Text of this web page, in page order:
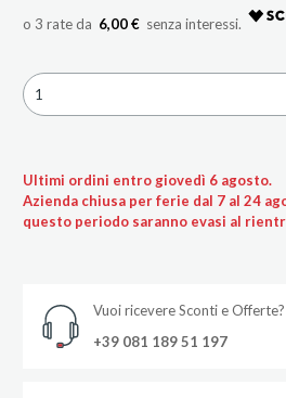
6,00 €
1
Ultimi ordini entro giovedì 6 agosto.
Azienda chiusa per ferie dal 7 al 24
questo periodo saranno evasi al
Vuoi ricevere Sconti e Offerte?
+39 081 189 51 197